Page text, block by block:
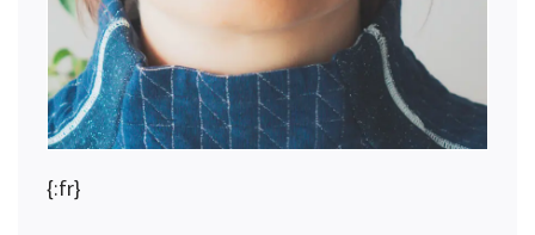
{:fr}